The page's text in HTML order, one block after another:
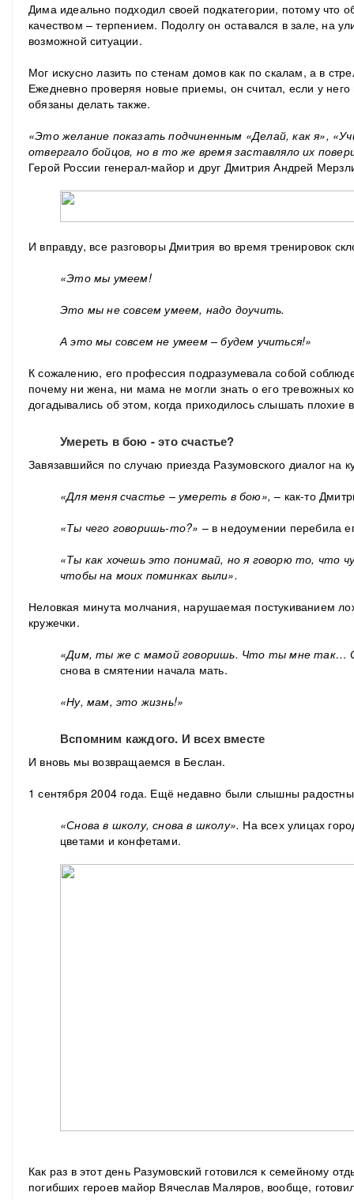
Дима идеально подходил своей подкатегории, потому
качеством – терпением. Подолгу он оставался в зале, на
возможной ситуации.
Мог искусно лазить по стенам домов как по скалам, а в
Ежедневно проверяя новые приемы, он считал, если у
обязаны делать также.
«Это желание показать подчиненным «Делай, как я»,
отвергало бойцов, но в то же время заставляло их
Герой России генерал-майор и друг Дмитрия Андрей
И вправду, все разговоры Дмитрия во время тренировок
«Это мы умеем!
Это мы не совсем умеем, надо доучить.
А это мы совсем не умеем – будем учиться!»
К сожалению, его профессия подразумевала собой
почему ни жена, ни мама не могли знать о его тревожных
догадывались об этом, когда приходилось слышать плохие
Умереть в бою - это счастье?
Завязавшийся по случаю приезда Разумовского диалог на
«Для меня счастье – умереть в бою»,– как-то
«Ты чего говоришь-то?» – в недоумении перебила
«Ты как хочешь это понимай, но я говорю то, что
чтобы на моих поминках выли».
Неловкая минута молчания, нарушаемая постукиванием
кружечки.
«Дим, ты же с мамой говоришь. Что ты мне
снова в смятении начала мать.
«Ну, мам, это жизнь!»
Вспомним каждого. И всех вместе
И вновь мы возвращаемся в Беслан.
1 сентября 2004 года. Ещё недавно были слышны
«Снова в школу, снова в школу». На всех улицах
цветами и конфетами.
Как раз в этот день Разумовский готовился к семейному
погибших героев майор Вячеслав Маляров, вообще,